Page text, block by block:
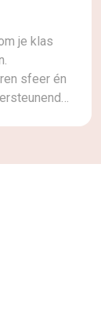
je klas
sfeer én